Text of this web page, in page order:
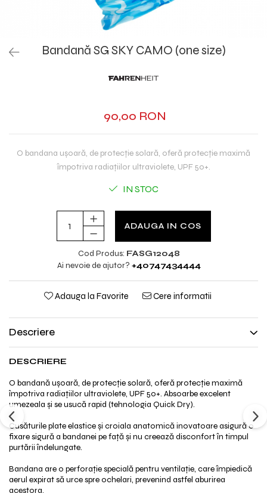
Bandană SG SKY CAMO (one size)
90,00 RON
O bandana ușoară, de protecție solară, oferă protecție maximă
împotriva radiațiilor ultraviolete, UPF 50+.
IN STOC
ADAUGA IN COS
Cod Produs: FASG12048
Ai nevoie de ajutor? +40747434444
Adauga la Favorite Cere informatii
Descriere
DESCRIERE
O bandană ușoară, de protecție solară, oferă protecție maximă
împotriva radiațiilor ultraviolete, UPF 50+. Absoarbe excelent
umezeala și se usucă rapid (tehnologia Quick Dry).
Cusăturile plate elastice și croiala anatomică inovatoare asigură o
fixare sigură a bandanei pe față și nu creează disconfort în timpul
purtării îndelungate.
Bandana are o perforație specială pentru ventilație, care împiedică
aerul expirat să urce spre ochelari, prevenind astfel aburirea
acestora.